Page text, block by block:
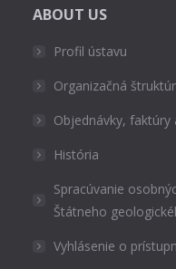
ABOUT US
Profil ústavu
Organizačná
Objednávky, faktúry
História
Spracúvanie
Štátneho
Vyhlásenie o